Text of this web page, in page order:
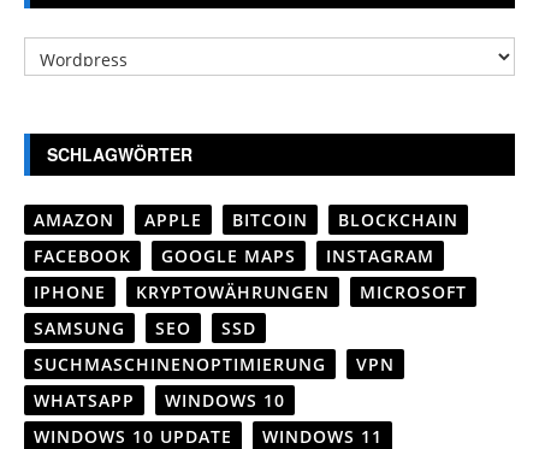
Kategorien
SCHLAGWÖRTER
AMAZON APPLE BITCOIN
BLOCKCHAIN
FACEBOOK
GOOGLE MAPS
INSTAGRAM
IPHONE
KRYPTOWÄHRUNGEN
MICROSOFT
SAMSUNG
SEO
SSD
SUCHMASCHINENOPTIMIERUNG
VPN
WHATSAPP
WINDOWS 10
WINDOWS 10 UPDATE
WINDOWS 11